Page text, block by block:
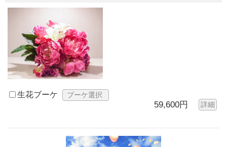
生花ブーケ ブーケ選択
59,600円 詳細